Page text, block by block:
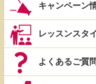
キャンペーン
レッスンスタ
よくあるご質問